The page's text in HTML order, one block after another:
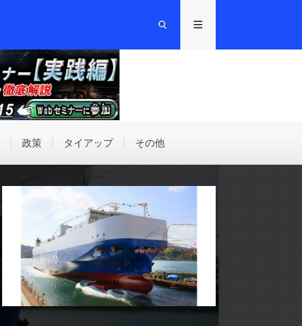
政策 タイアップ その他